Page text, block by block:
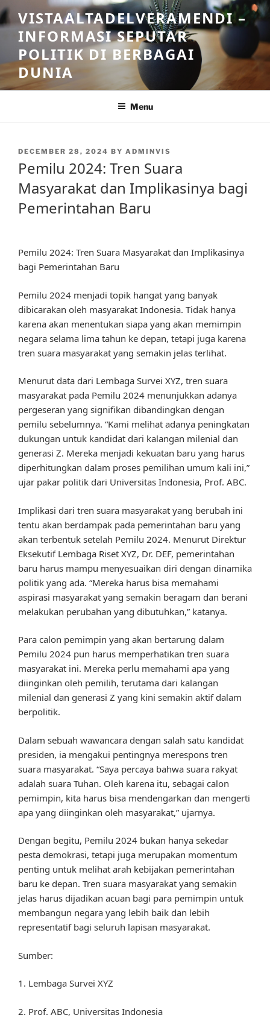
Skip
to
content
VISTAALTADELVERAMENDI –
INFORMASI SEPUTAR
POLITIK DI BERBAGAI
DUNIA
Menu
POSTED
DECEMBER 28, 2024 BY ADMINVIS
Pemilu 2024: Tren Suara
Masyarakat dan Implikasinya bagi
Pemerintahan Baru
Pemilu 2024: Tren Suara Masyarakat dan Implikasinya
bagi Pemerintahan Baru
Pemilu 2024 menjadi topik hangat yang banyak
dibicarakan oleh masyarakat Indonesia. Tidak hanya
karena akan menentukan siapa yang akan memimpin
negara selama lima tahun ke depan, tetapi juga karena
tren suara masyarakat yang semakin jelas terlihat.
Menurut data dari Lembaga Survei XYZ, tren suara
masyarakat pada Pemilu 2024 menunjukkan adanya
pergeseran yang signifikan dibandingkan dengan
pemilu sebelumnya. “Kami melihat adanya peningkatan
dukungan untuk kandidat dari kalangan milenial dan
generasi Z. Mereka menjadi kekuatan baru yang harus
diperhitungkan dalam proses pemilihan umum kali ini,”
ujar pakar politik dari Universitas Indonesia, Prof. ABC.
Implikasi dari tren suara masyarakat yang berubah ini
tentu akan berdampak pada pemerintahan baru yang
akan terbentuk setelah Pemilu 2024. Menurut Direktur
Eksekutif Lembaga Riset XYZ, Dr. DEF, pemerintahan
baru harus mampu menyesuaikan diri dengan dinamika
politik yang ada. “Mereka harus bisa memahami
aspirasi masyarakat yang semakin beragam dan berani
melakukan perubahan yang dibutuhkan,” katanya.
Para calon pemimpin yang akan bertarung dalam
Pemilu 2024 pun harus memperhatikan tren suara
masyarakat ini. Mereka perlu memahami apa yang
diinginkan oleh pemilih, terutama dari kalangan
milenial dan generasi Z yang kini semakin aktif dalam
berpolitik.
Dalam sebuah wawancara dengan salah satu kandidat
presiden, ia mengakui pentingnya merespons tren
suara masyarakat. “Saya percaya bahwa suara rakyat
adalah suara Tuhan. Oleh karena itu, sebagai calon
pemimpin, kita harus bisa mendengarkan dan mengerti
apa yang diinginkan oleh masyarakat,” ujarnya.
Dengan begitu, Pemilu 2024 bukan hanya sekedar
pesta demokrasi, tetapi juga merupakan momentum
penting untuk melihat arah kebijakan pemerintahan
baru ke depan. Tren suara masyarakat yang semakin
jelas harus dijadikan acuan bagi para pemimpin untuk
membangun negara yang lebih baik dan lebih
representatif bagi seluruh lapisan masyarakat.
Sumber:
1. Lembaga Survei XYZ
2. Prof. ABC, Universitas Indonesia